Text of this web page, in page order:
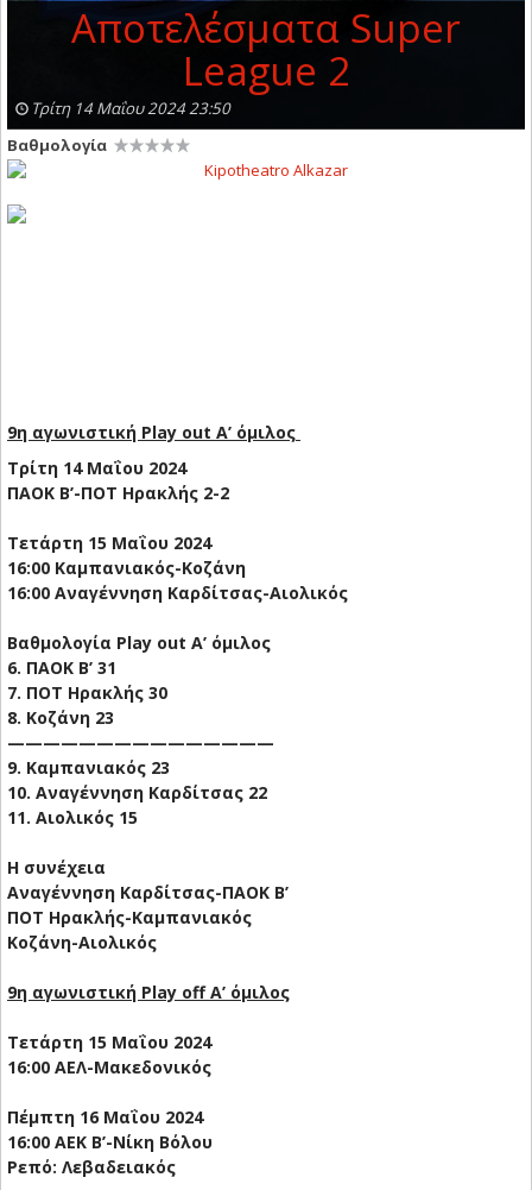
Αποτελέσματα Super
League 2
Τρίτη 14 Μαΐου 2024 23:50
Βαθμολογία
9η αγωνιστική Play out Α’ όμιλος
Τρίτη 14 Μαΐου 2024
ΠΑΟΚ Β’-ΠΟΤ Ηρακλής 2-2
Τετάρτη 15 Μαΐου 2024
16:00 Καμπανιακός-Κοζάνη
16:00 Αναγέννηση Καρδίτσας-Αιολικός
Βαθμολογία Play out Α’ όμιλος
6. ΠΑΟΚ Β’ 31
7. ΠΟΤ Ηρακλής 30
8. Κοζάνη 23
———————————————
9. Καμπανιακός 23
10. Αναγέννηση Καρδίτσας 22
11. Αιολικός 15
Η συνέχεια
Αναγέννηση Καρδίτσας-ΠΑΟΚ Β’
ΠΟΤ Ηρακλής-Καμπανιακός
Κοζάνη-Αιολικός
9η αγωνιστική Play off Α’ όμιλος
Τετάρτη 15 Μαΐου 2024
16:00 ΑΕΛ-Μακεδονικός
Πέμπτη 16 Μαΐου 2024
16:00 ΑΕΚ Β’-Νίκη Βόλου
Ρεπό: Λεβαδειακός